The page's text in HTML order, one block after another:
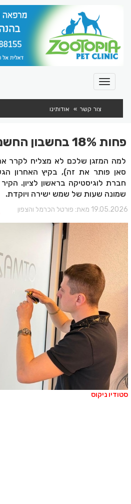
צור קשר אודותינו
פחות 18% בחשבון החשמל
למה המזגן שלכם לא מצליח לקרר את
סאן פותר את זה), בקיץ האחרון
חברת לוגיסטיקה בראשון לציון. הקיר
שמונה שעות של שמש ישירה ויוקדת.
מאת: פורטל הכרמל והצפון
ניקוס